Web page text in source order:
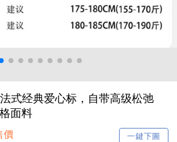
式经典爱心标，自带高级松弛
面料
一鍵下圖
價